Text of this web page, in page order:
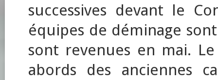
successives devant le
équipes de déminage
sont revenues en mai.
abords des anciennes